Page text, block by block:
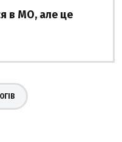
в МО, але це